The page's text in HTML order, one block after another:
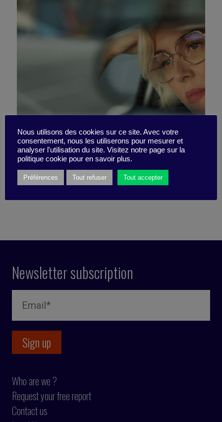
There’s a bug in the system
18 March 2024
Newsletter subscription
Who are we ?
Request your free report
Contact us
Nous utilisons des cookies sur ce site. Avec votre
consentement, nous les utiliserons pour mesurer et
analyser l'utilisation du site. Visitez notre page sur la
politique cookie pour en savoir plus.
Préférences Tout refuser Tout accepter